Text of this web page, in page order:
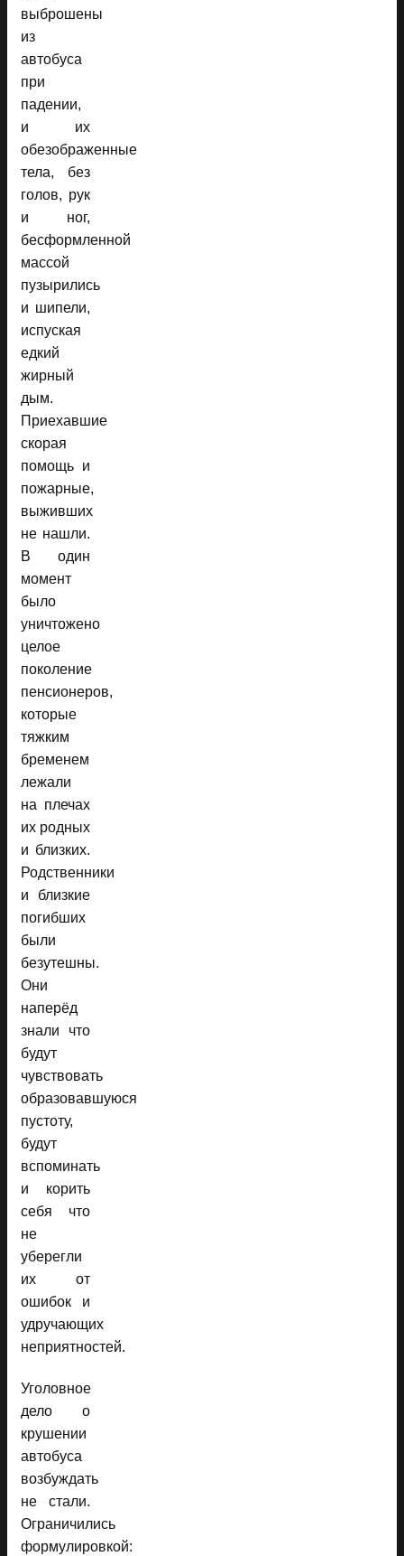
выброшены
из
автобуса
при
падении,
и их
обезображенные
тела, без
голов, рук
и ног,
бесформленной
массой
пузырились
и шипели,
испуская
едкий
жирный
дым.
Приехавшие
скорая
помощь и
пожарные,
выживших
не нашли.
В один
момент
было
уничтожено
целое
поколение
пенсионеров,
которые
тяжким
бременем
лежали
на плечах
их родных
и близких.
Родственники
и близкие
погибших
были
безутешны.
Они
наперёд
знали что
будут
чувствовать
образовавшуюся
пустоту,
будут
вспоминать
и корить
себя что
не
уберегли
их от
ошибок и
удручающих
неприятностей.
Уголовное
дело о
крушении
автобуса
возбуждать
не стали.
Ограничились
формулировкой: